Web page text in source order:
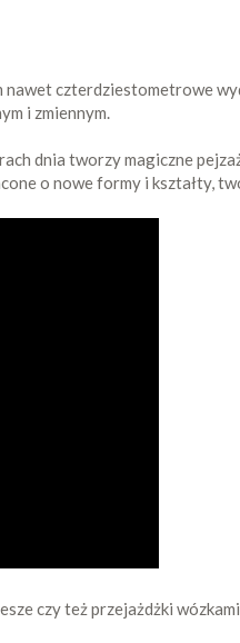
czterdziestometrowe
i zmiennym.
dnia tworzy magiczne
o nowe formy i kształty,
czy też przejażdżki